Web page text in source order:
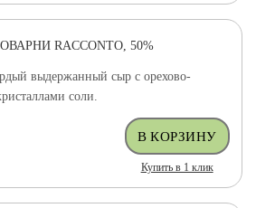
RACCONTO, 50%
выдержанный сыр с орехово-
соли.
Купить в 1 клик